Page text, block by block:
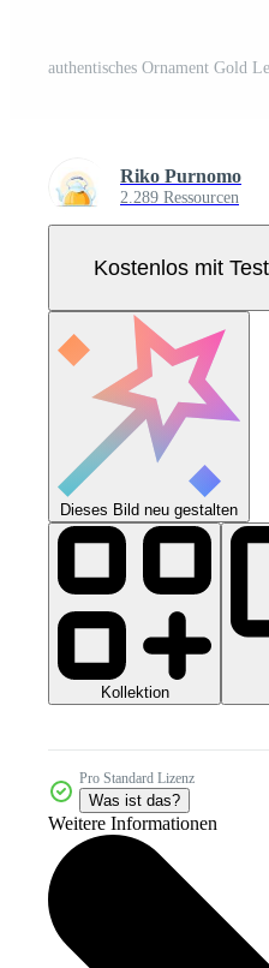
Riko Purnomo
2.289 Ressourcen
Kostenlos mit
Dieses Bild neu gestalten
Kollektion
Pro Standard Lizenz
Was ist das?
Weitere Informationen